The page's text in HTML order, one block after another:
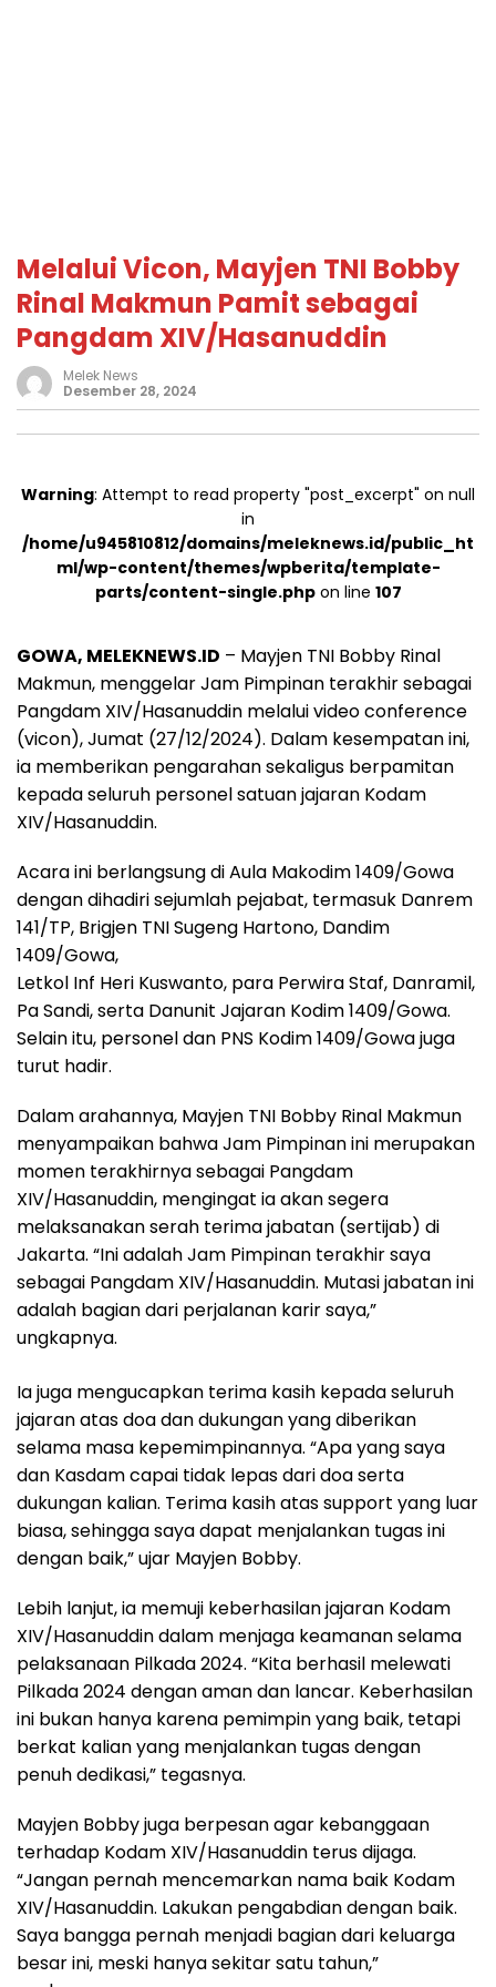
Melalui Vicon, Mayjen TNI Bobby
Rinal Makmun Pamit sebagai
Pangdam XIV/Hasanuddin
Melek News
Desember 28, 2024
Warning: Attempt to read property "post_excerpt" on null
in
/home/u945810812/domains/meleknews.id/public_ht
ml/wp-content/themes/wpberita/template-
parts/content-single.phpon line 107
GOWA, MELEKNEWS.ID – Mayjen TNI Bobby Rinal
Makmun, menggelar Jam Pimpinan terakhir sebagai
Pangdam XIV/Hasanuddin melalui video conference
(vicon), Jumat (27/12/2024). Dalam kesempatan ini,
ia memberikan pengarahan sekaligus berpamitan
kepada seluruh personel satuan jajaran Kodam
XIV/Hasanuddin.
Acara ini berlangsung di Aula Makodim 1409/Gowa
dengan dihadiri sejumlah pejabat, termasuk Danrem
141/TP, Brigjen TNI Sugeng Hartono, Dandim
1409/Gowa,
Letkol Inf Heri Kuswanto, para Perwira Staf, Danramil,
Pa Sandi, serta Danunit Jajaran Kodim 1409/Gowa.
Selain itu, personel dan PNS Kodim 1409/Gowa juga
turut hadir.
Dalam arahannya, Mayjen TNI Bobby Rinal Makmun
menyampaikan bahwa Jam Pimpinan ini merupakan
momen terakhirnya sebagai Pangdam
XIV/Hasanuddin, mengingat ia akan segera
melaksanakan serah terima jabatan (sertijab) di
Jakarta. “Ini adalah Jam Pimpinan terakhir saya
sebagai Pangdam XIV/Hasanuddin. Mutasi jabatan ini
adalah bagian dari perjalanan karir saya,”
ungkapnya.
Ia juga mengucapkan terima kasih kepada seluruh
jajaran atas doa dan dukungan yang diberikan
selama masa kepemimpinannya. “Apa yang saya
dan Kasdam capai tidak lepas dari doa serta
dukungan kalian. Terima kasih atas support yang luar
biasa, sehingga saya dapat menjalankan tugas ini
dengan baik,” ujar Mayjen Bobby.
Lebih lanjut, ia memuji keberhasilan jajaran Kodam
XIV/Hasanuddin dalam menjaga keamanan selama
pelaksanaan Pilkada 2024. “Kita berhasil melewati
Pilkada 2024 dengan aman dan lancar. Keberhasilan
ini bukan hanya karena pemimpin yang baik, tetapi
berkat kalian yang menjalankan tugas dengan
penuh dedikasi,” tegasnya.
Mayjen Bobby juga berpesan agar kebanggaan
terhadap Kodam XIV/Hasanuddin terus dijaga.
“Jangan pernah mencemarkan nama baik Kodam
XIV/Hasanuddin. Lakukan pengabdian dengan baik.
Saya bangga pernah menjadi bagian dari keluarga
besar ini, meski hanya sekitar satu tahun,”